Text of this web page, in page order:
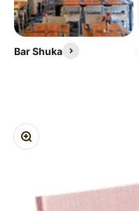
Bar Shuka
ZOOM